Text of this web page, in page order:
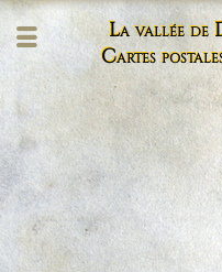
La vallée de
Cartes